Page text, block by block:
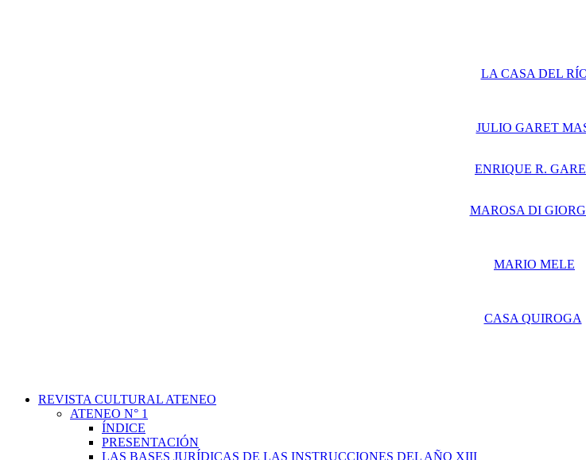
LA CASA DEL
JULIO GARET
ENRIQUE R.
MAROSA DI
MARIO MELE
CASA QUIROGA
REVISTA CULTURAL ATENEO
ATENEO N° 1
ÍNDICE
PRESENTACIÓN
LAS BASES JURÍDICAS DE LAS INSTRUCCIONES DEL AÑO XIII